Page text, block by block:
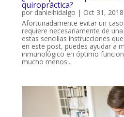
quiropráctica?
por danielhidalgo | Oct 31, 2018
Afortunadamente evitar un
requiere necesariamente de
estas sencillas instrucciones
en este post, puedes ayudar a
inmunológico en óptimo
mucho menos...